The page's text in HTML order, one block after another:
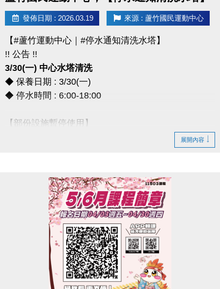
用），須現場報名繳費使用。
想報名期課及家教班的運動好友們，千萬別錯過喔～～～
發佈日期 : 2026.03.19 來源 : 蘆竹國民運動中心
【#蘆竹運動中心｜#停水通知清洗水塔】
!! 公告 !!
3/30(一) 中心水塔清洗
◆ 保養日期 : 3/30(一)
◆ 停水時間 : 6:00-18:00
【部份設施暫停使用】
*** 造成不便，敬請見諒 ***
-洽詢專線：03-2639066 #111、112
-官網 :
https://www.lzsports.com.tw/zh_TW/news/pageID/1/
-FB : 桃園市蘆竹國民運動中心
-IG : @luzhusports
展開內容